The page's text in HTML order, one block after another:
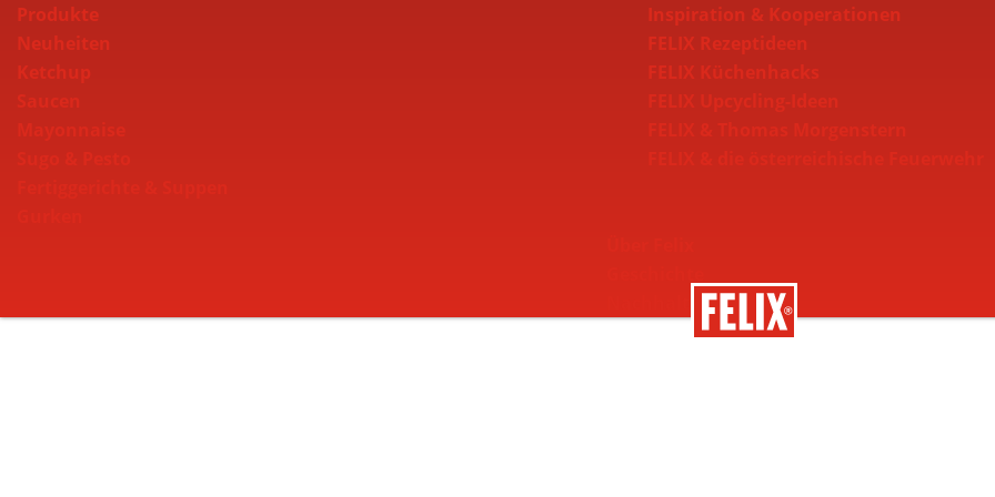
Produkte
Neuheiten
Ketchup
Saucen
Inspiration & Kooperationen
FELIX Rezeptideen
FELIX Küchenhacks
FELIX Upcycling-Ideen
Nachhaltigkeit